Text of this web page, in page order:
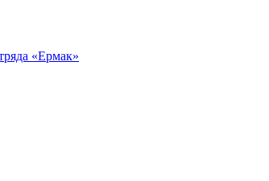
«Ермак»